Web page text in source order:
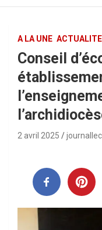
A LA UNE
Conseil
2 avril 2025